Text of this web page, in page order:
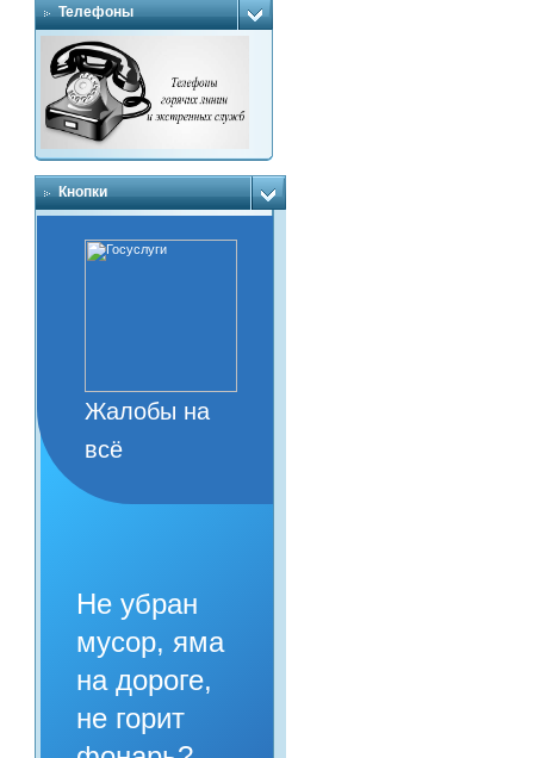
Телефоны
Кнопки
Жалобы на
всё
Не убран
мусор, яма
на дороге,
не горит